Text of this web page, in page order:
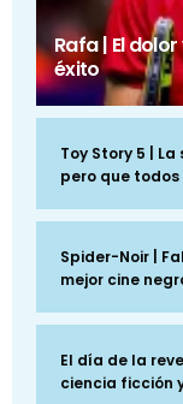
Rafa | El
éxito
Toy Story 5 |
pero que
Spider-Noir |
mejor cine
El día de la
ciencia ficción